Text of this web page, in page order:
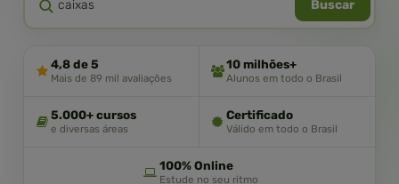
Buscar
4,8 de 5
Mais de 89 mil avaliações
10 milhões+
Alunos em todo o Brasil
5.000+ cursos
e diversas áreas
Certificado
Válido em todo o Brasil
100% Online
Estude no seu ritmo